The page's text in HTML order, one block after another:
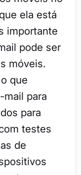
ela está
importante
pode ser
móveis.
que
para
para
testes
de